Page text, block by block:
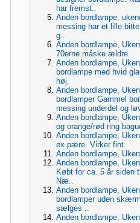
har fremst..
Anden bordlampe,
messing har et lille
g..
Anden bordlampe,
70erne måske ældre
Anden bordlampe,
bordlampe med hvid
høj.
Anden bordlampe,
bordlamper Gammel
messing underdel og
Anden bordlampe,
og orange/rød ring
Anden bordlampe,
ex pære. Virker fint.
Anden bordlampe,
Anden bordlampe,
Købt for ca. 5 år siden
Næ..
Anden bordlampe,
bordlamper uden
sælges ..
Anden bordlampe,